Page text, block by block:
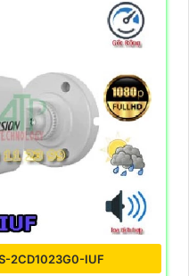
2CD1023G0-IUF